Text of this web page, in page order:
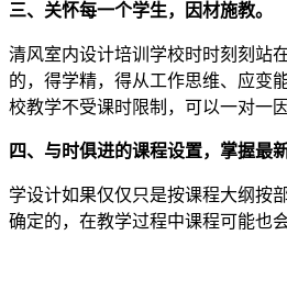
三、关怀每一个学生，因材施教。
清风室内设计培训学校时时刻刻站
的，得学精，得从工作思维、应变
校教学不受课时限制，可以一对一
四、与时俱进的课程设置，掌握最新
学设计如果仅仅只是按课程大纲按
确定的，在教学过程中课程可能也